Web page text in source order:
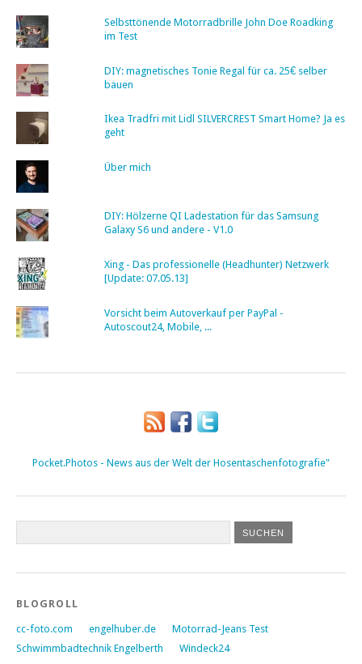
Selbsttönende Motorradbrille John Doe Roadking
im Test
DIY: magnetisches Tonie Regal für ca. 25€ selber
bauen
Ikea Tradfri mit Lidl SILVERCREST Smart Home? Ja es
geht
Über mich
DIY: Hölzerne QI Ladestation für das Samsung
Galaxy S6 und andere - V1.0
Xing - Das professionelle (Headhunter) Netzwerk
[Update: 07.05.13]
Vorsicht beim Autoverkauf per PayPal -
Autoscout24, Mobile, ...
Pocket.Photos - News aus der Welt der Hosentaschenfotografie"
BLOGROLL
cc-foto.com engelhuber.de
Motorrad-Jeans Test
Schwimmbadtechnik Engelberth
Windeck24